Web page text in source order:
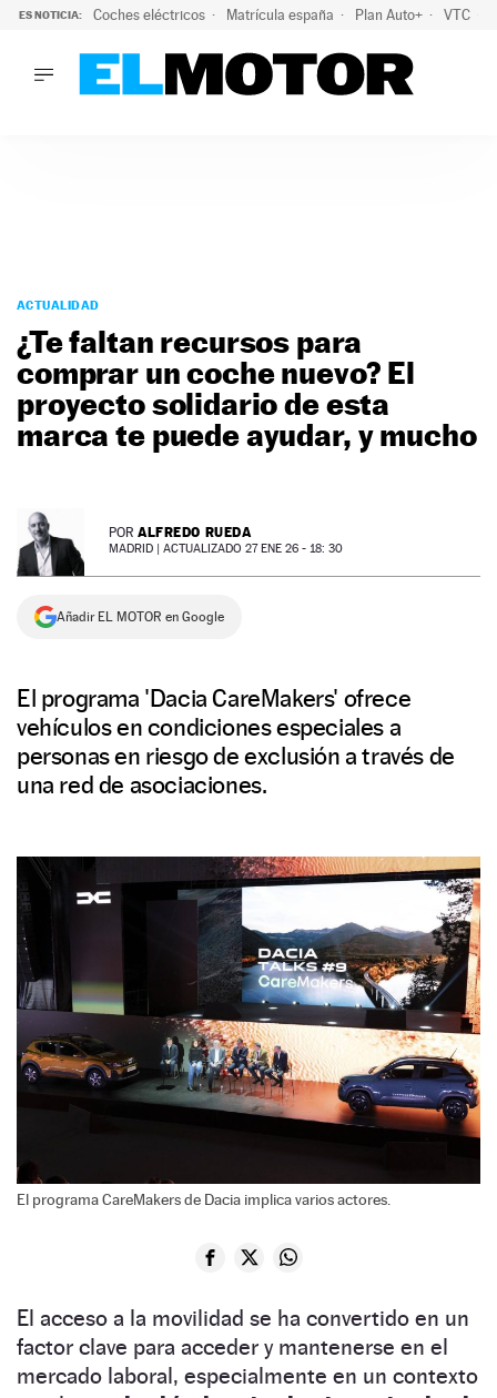
ES NOTICIA: Coches eléctricos Matrícula españa Plan Auto+ VTC
PODCAST
MOTOS
TECNOLOGÍA
SUPERCOCHES
MOTORTV
NEWSLETTER
ACTUALIDAD
¿Te faltan recursos para
comprar un coche nuevo? El
proyecto solidario de esta
marca te puede ayudar, y mucho
POR ALFREDO RUEDA
MADRID | ACTUALIZADO 27 ENE 26 - 18: 30
Añadir EL MOTOR en Google
El programa 'Dacia CareMakers' ofrece
vehículos en condiciones especiales a
personas en riesgo de exclusión a través de
una red de asociaciones.
El programa CareMakers de Dacia implica varios actores.
El acceso a la movilidad se ha convertido en un
factor clave para acceder y mantenerse en el
mercado laboral, especialmente en un contexto